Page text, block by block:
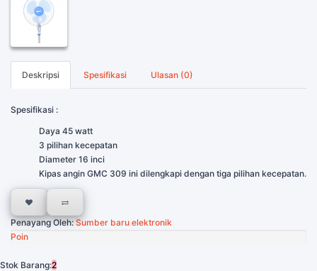
Deskripsi Spesifikasi Ulasan (0)
Spesifikasi :
​Daya 45 watt
3 pilihan kecepatan
Diameter 16 inci
Kipas angin GMC 309 ini dilengkapi dengan tiga pilihan kecepatan.
Penayang Oleh:Sumber baru elektronik
Poin
Stok Barang:2